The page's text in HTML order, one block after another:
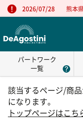
2026/07/28 熊本
パートワーク
一覧
該当するページ/商
になります。
トップページはこち